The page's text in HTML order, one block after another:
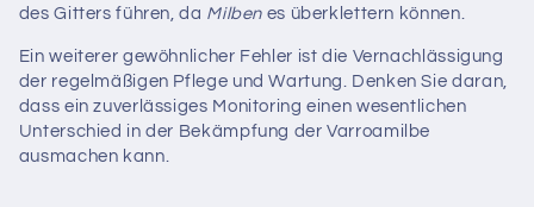
des Gitters führen, da Milben es überklettern können.
Ein weiterer gewöhnlicher Fehler ist die Vernachlässigung
der regelmäßigen Pflege und Wartung. Denken Sie daran,
dass ein zuverlässiges Monitoring einen wesentlichen
Unterschied in der Bekämpfung der Varroamilbe
ausmachen kann.